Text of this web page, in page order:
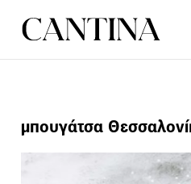
ΣΥΝΤΑΓΕΣ
μπουγάτσα